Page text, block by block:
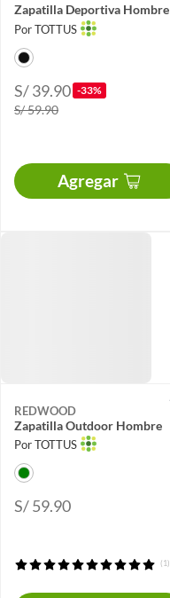
Zapatilla Deportiva Hombre
Por TOTTUS
S/ 39.90 -33%
S/ 59.90
Agregar
REDWOOD
Zapatilla Outdoor Hombre
Por TOTTUS
S/ 59.90
(1)